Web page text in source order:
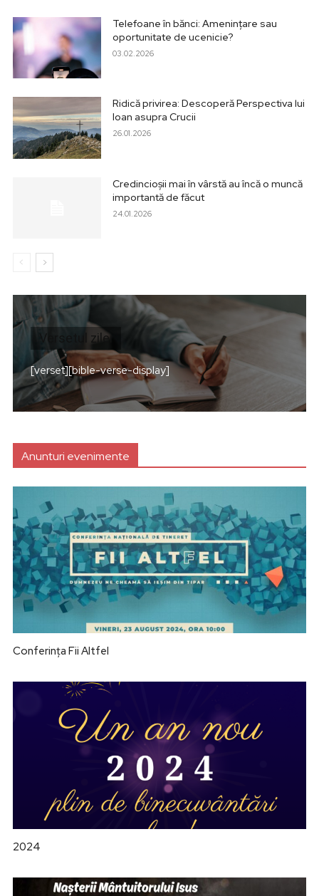
Telefoane în bănci: Amenințare sau
oportunitate de ucenicie?
03.02.2026
Ridică privirea: Descoperă Perspectiva lui
Ioan asupra Crucii
26.01.2026
Credincioșii mai în vârstă au încă o muncă
importantă de făcut
24.01.2026
Versetul zilei
[verset][bible-verse-display]
Anunturi evenimente
Conferința Fii Altfel
2024